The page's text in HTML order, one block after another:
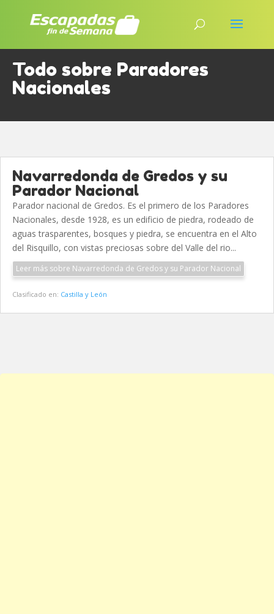
Todo sobre Paradores
Nacionales
Navarredonda de Gredos y su
Parador Nacional
Parador nacional de Gredos. Es el primero de los Paradores
Nacionales, desde 1928, es un edificio de piedra, rodeado de
aguas trasparentes, bosques y piedra, se encuentra en el Alto
del Risquillo, con vistas preciosas sobre del Valle del rio...
Leer más sobre Navarredonda de Gredos y su Parador Nacional
Clasificado en: Castilla y León